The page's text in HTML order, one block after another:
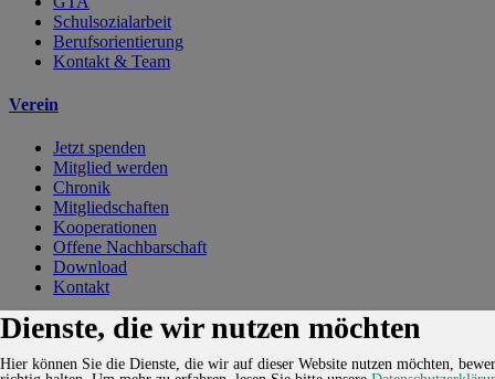
Schulsozialarbeit
Berufsorientierung
Kontakt & Team
Verein
Jetzt spenden
Mitglied werden
Chronik
Mitgliedschaften
Kooperationen
Offene Nachbarschaft
Download
Kontakt
KontaktKarriereImpressumDatenschutzerklärungCookie-
Einstellungen
Dienste, die wir nutzen möchten
Hier können Sie die Dienste, die wir auf dieser Website nutzen möchten,